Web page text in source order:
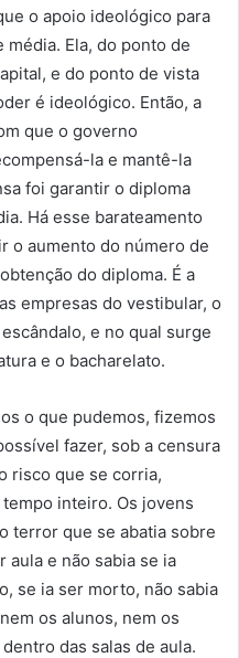
o apoio ideológico para
média. Ela, do ponto de
e do ponto de vista
é ideológico. Então, a
que o governo
la e mantê-la
foi garantir o diploma
Há esse barateamento
o aumento do número de
do diploma. É a
empresas do vestibular, o
e no qual surge
e o bacharelato.
o que pudemos, fizemos
fazer, sob a censura
risco que se corria,
inteiro. Os jovens
terror que se abatia sobre
aula e não sabia se ia
se ia ser morto, não sabia
os alunos, nem os
das salas de aula.